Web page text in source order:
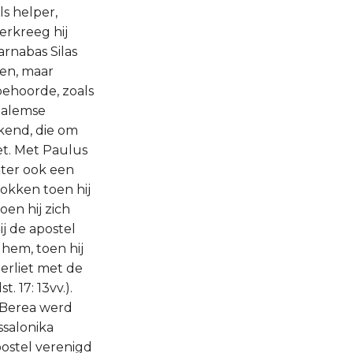
hoofdst. 18: 23 moeten spreken, een dergelijk gedrag nergens aangeduid. Het geheel moet dus bij Timotheüs een bijzondere betekenis hebben en deze heeft het ook in verband met alle bijzondere omstandigheden. Wij hebben vroeger gezien hoe Barnabas Markus als helper wilde opdringen en toen zijn wil niet doorging, zich liever zelf van Paulus afscheidde, dan dat hij diens mening toegaf. Daarvoor moest nu Timotheüs de apostel een vergoeding zijn en dan bewijzen de profetieën omtrent hem in 1 Tim. 1: 18; 4: 14 dat voor de helper van mensenzijde opgedrongen, maar die Paulus had afgewezen, hem nu in de gekozene een helper was ten deel gevallen, door God gegeven en door God begenadigd. Zo is het een dankbare aanname van zo’n geschenk, als Paulus de door de Heilige Geest tot het werk geroepene aan een zelfde wijding tot het ambt onderwerpt, als eens aan hem en aan Barnabas was volbracht (hoofdst. 13: 2v.). Daarmee was het van Godswege gesanctioneerde en kerkelijk geïnaugureerde werk van de heidenbekering, dat oorspronkelijk op twee dragers wa